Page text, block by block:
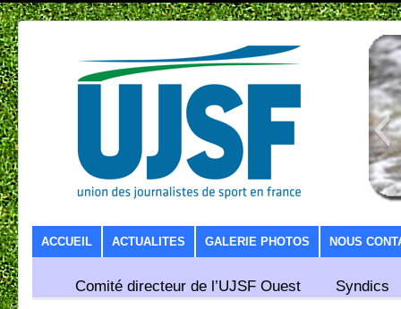
SKIP TO CONTENT
ACCUEIL ACTUALITES GALERIE PHOTOS NOUS
Comité directeur de l’UJSF Ouest Syndics